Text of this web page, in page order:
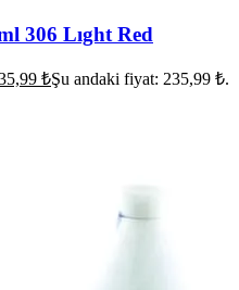
306 Lıght Red
₺Şu andaki fiyat: 235,99 ₺.